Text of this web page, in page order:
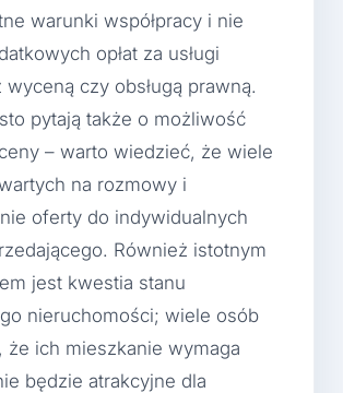
warunki współpracy i nie
opłat za usługi
wyceną czy obsługą prawną.
pytają także o możliwość
– warto wiedzieć, że wiele
na rozmowy i
oferty do indywidualnych
Również istotnym
jest kwestia stanu
nieruchomości; wiele osób
że ich mieszkanie wymaga
będzie atrakcyjne dla